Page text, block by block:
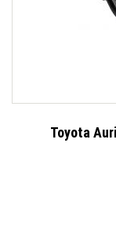
Toyota